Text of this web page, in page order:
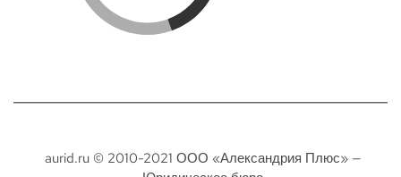
aurid.ru © 2010-2021 ООО «Александрия Плюс» —